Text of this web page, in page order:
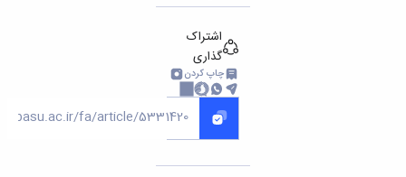
اشتراک
گذاری
چاپ کردن